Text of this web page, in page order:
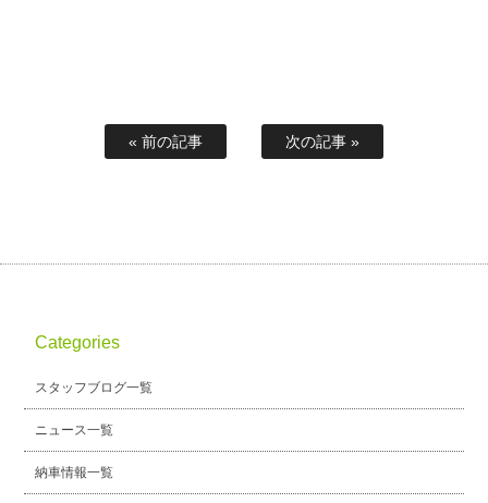
« 前の記事 次の記事 »
Categories
スタッフブログ一覧
ニュース一覧
納車情報一覧